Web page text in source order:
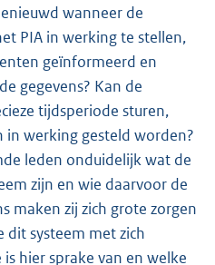
wanneer de
PIA in werking te stellen,
geïnformeerd en
gegevens? Kan de
tijdsperiode sturen,
werking gesteld worden?
leden onduidelijk wat de
zijn en wie daarvoor de
maken zij zich grote zorgen
dit systeem met zich
hier sprake van en welke